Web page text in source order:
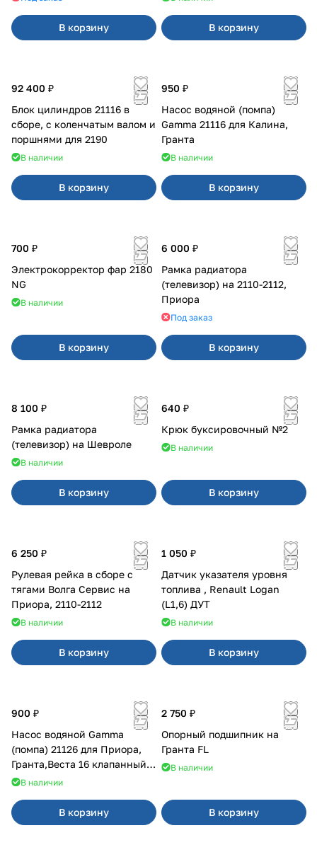
В корзину В корзину
92 400 ₽
Блок цилиндров 21116 в
сборе, с коленчатым валом и
поршнями для 2190
В наличии
В корзину
950 ₽
Насос водяной (помпа)
Gamma 21116 для Калина,
Гранта
В наличии
В корзину
700 ₽
Электрокорректор фар 2180
NG
В наличии
В корзину
6 000 ₽
Рамка радиатора
(телевизор) на 2110-2112,
Приора
Под заказ
В корзину
8 100 ₽
Рамка радиатора
(телевизор) на Шевроле
В наличии
В корзину
640 ₽
Крюк буксировочный №2
В наличии
В корзину
6 250 ₽
Рулевая рейка в сборе с
тягами Волга Сервис на
Приора, 2110-2112
В наличии
В корзину
1 050 ₽
Датчик указателя уровня
топлива , Renault Logan
(L1,6) ДУТ
В наличии
В корзину
900 ₽
Насос водяной Gamma
(помпа) 21126 для Приора,
Гранта,Веста 16 клапанный
двигатель.
В наличии
В корзину
2 750 ₽
Опорный подшипник на
Гранта FL
В наличии
В корзину